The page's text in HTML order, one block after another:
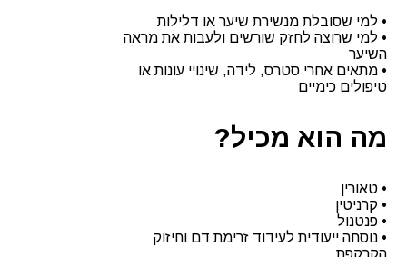
• למי שסובלת מנשירת שיער או דלילות
• למי שרוצה לחזק שורשים ולעבות את מראה
השיער
• מתאים אחרי סטרס, לידה, שינויי עונות או
טיפולים כימיים
מה הוא מכיל?
• טאורין
• קרניטין
• פנטנול
• נוסחה ייעודית לעידוד זרימת דם וחיזוק